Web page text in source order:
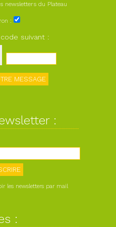
newsletters du Plateau
:
suivant :
:
les newsletters par mail
: